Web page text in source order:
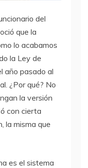
del
que la
lo acabamos
la Ley de
año pasado al
¿Por qué? No
la versión
con cierta
la misma que
es el sistema